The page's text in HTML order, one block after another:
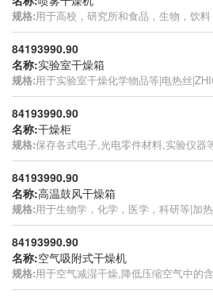
规格:用于高校，研究所和食品，生物，饮
84193990.90
名称:实验室干燥箱
规格:用于实验室干燥化学物品等|电热丝
84193990.90
名称:干燥柜
规格:保存各式电子,光电零件材料,实验仪器
84193990.90
名称:高温鼓风干燥箱
规格:用于生物学，化学，医学，科研等|加
84193990.90
名称:空气吸附式干燥机
规格:用于空气减湿干燥,降低压缩空气中的